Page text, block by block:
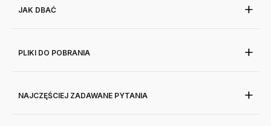
JAK DBAĆ
PLIKI DO POBRANIA
NAJCZĘŚCIEJ ZADAWANE PYTANIA